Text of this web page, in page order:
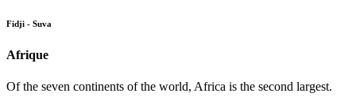
Fidji - Suva
Afrique
Of the seven continents of the world, Africa is the second largest.